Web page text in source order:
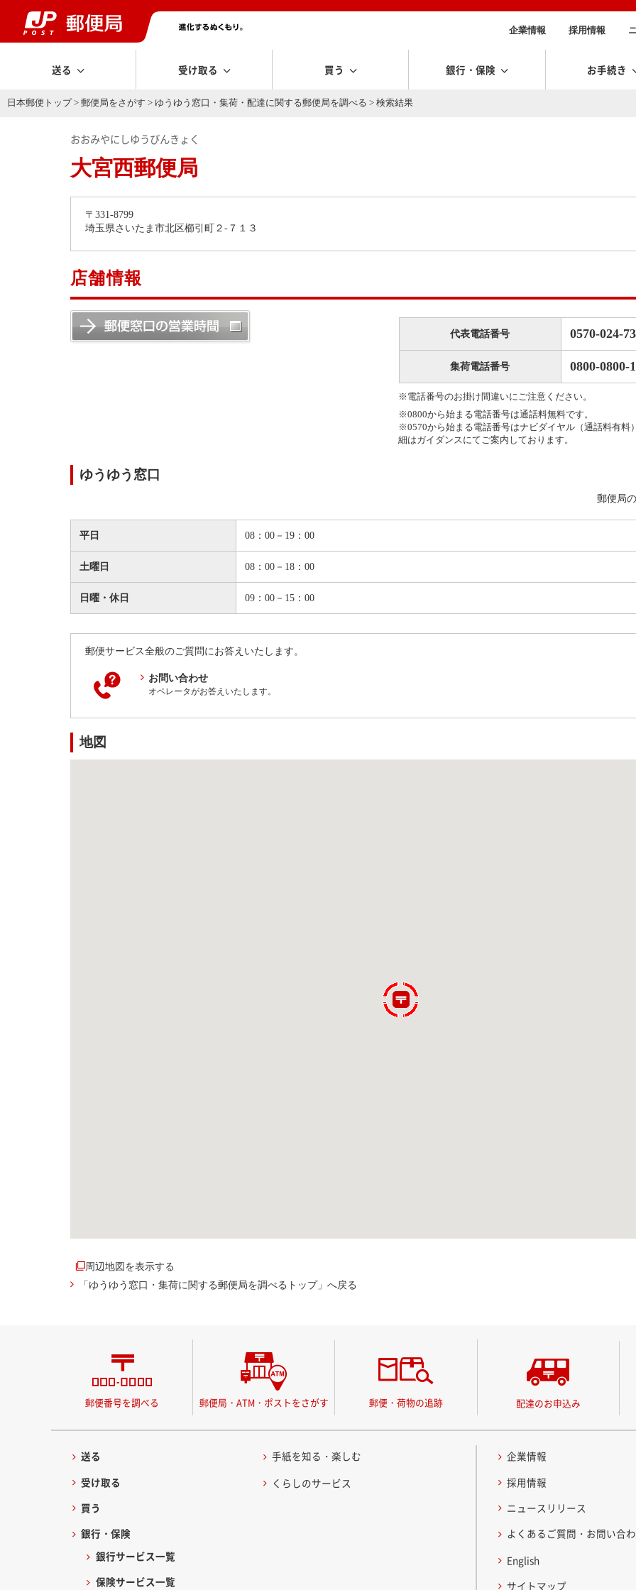
企業情報 採用情報
送る 受け取る 買う 銀行・保険 お手続き
日本郵便トップ>郵便局をさがす >ゆうゆう窓口・集荷・配達に関する郵便局を調べる > 検索結果
おおみやにしゆうびんきょく
大宮西郵便局
〒331-8799
埼玉県さいたま市北区櫛引町２-７１３
店舗情報
代表電話番号 0570-024-
集荷電話番号 0800-0800-
※電話番号のお掛け間違いにご注意ください。
※0800から始まる電話番号は通話料無料です。
※0570から始まる電話番号はナビダイヤル（通話料有料
細はガイダンスにてご案内しております。
ゆうゆう窓口
郵便局
平日 08：00－19：00
土曜日 08：00－18：00
日曜・休日 09：00－15：00
郵便サービス全般のご質問にお答えいたします。
お問い合わせ
オペレータがお答えいたします。
地図
周辺地図を表示する
「ゆうゆう窓口・集荷に関する郵便局を調べるトップ」へ戻る
郵便番号を調べる 郵便局・ATM・ポストをさがす 郵便・荷物の追跡 配達のお申込み
送る
受け取る
買う
銀行・保険
銀行サービス一覧
保険サービス一覧
手紙を知る・楽しむ
くらしのサービス
企業情報
採用情報
ニュースリリース
よくあるご質問・お問い合
English
サイトマップ